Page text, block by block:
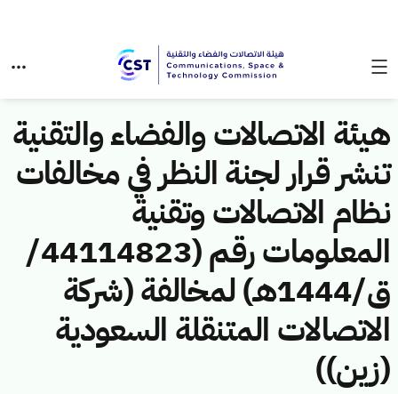
هيئة الاتصالات والفضاء والتقنية
تنشر قرار لجنة النظر في مخالفات
نظام الاتصالات وتقنية
المعلومات رقم (44114823/
ق/1444هـ) لمخالفة (شركة
الاتصالات المتنقلة السعودية
(زين))